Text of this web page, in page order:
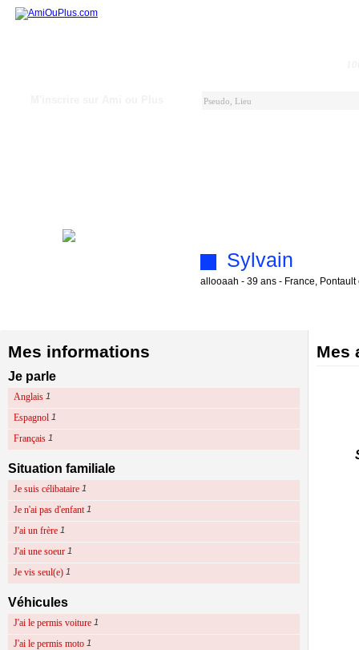
Sylvain
allooaah - 39 ans - France,
Mes informations
Je parle
Anglais 1
Espagnol 1
Français 1
Situation familiale
Je suis célibataire 1
Je n'ai pas d'enfant 1
J'ai un frère 1
J'ai une soeur 1
Je vis seul(e) 1
Véhicules
J'ai le permis voiture 1
J'ai le permis moto 1
Mes